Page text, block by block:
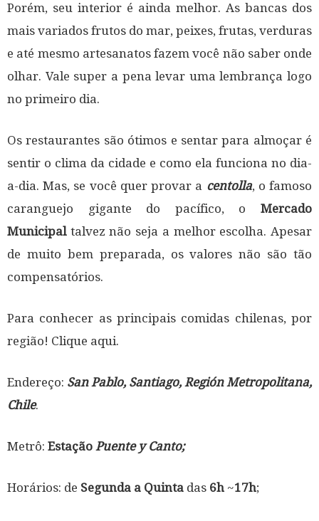
Porém, seu interior é ainda melhor. As bancas dos
mais variados frutos do mar, peixes, frutas, verduras
e até mesmo artesanatos fazem você não saber onde
olhar. Vale super a pena levar uma lembrança logo
no primeiro dia.
Os restaurantes são ótimos e sentar para almoçar é
sentir o clima da cidade e como ela funciona no dia-
a-dia. Mas, se você quer provar a centolla, o famoso
caranguejo gigante do pacífico, o Mercado
Municipal talvez não seja a melhor escolha. Apesar
de muito bem preparada, os valores não são tão
compensatórios.
Para conhecer as principais comidas chilenas, por
região! Clique aqui.
Endereço: San Pablo, Santiago, Región Metropolitana,
Chile.
Metrô: Estação Puente y Canto;
Horários: de Segunda a Quinta das 6h ~17h;